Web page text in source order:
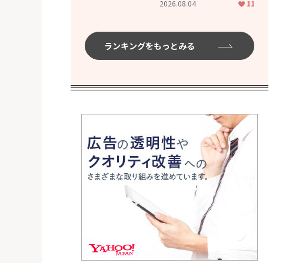
2026.08.04
11
ランキングをもっとみる